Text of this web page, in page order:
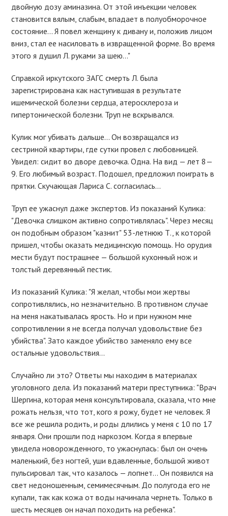
двойную дозу аминазина. От этой инъекции человек
становится вялым, слабым, впадает в полуобморочное
состояние… Я повел женщину к дивану и, положив лицом
вниз, стал ее насиловать в извращенной форме. Во время
этого я душил Л. руками за шею…"
Справкой иркутского ЗАГС смерть Л. была
зарегистрирована как наступившая в результате
ишемической болезни сердца, атеросклероза и
гипертонической болезни. Труп не вскрывался.
Кулик мог убивать дальше… Он возвращался из
сестриной квартиры, где сутки провел с любовницей.
Увидел: сидит во дворе девочка. Одна. На вид — лет 8—
9. Его любимый возраст. Подошел, предложил поиграть в
прятки. Скучающая Лариса С. согласилась…
Труп ее ужаснул даже экспертов. Из показаний Кулика:
"Девочка слишком активно сопротивлялась". Через месяц
он подобным образом "казнит" 53-летнюю Т., к которой
пришел, чтобы оказать медицинскую помощь. Но орудия
мести будут пострашнее — большой кухонный нож и
толстый деревянный пестик.
Из показаний Кулика: "Я желал, чтобы мои жертвы
сопротивлялись, но незначительно. В противном случае
на меня накатывалась ярость. Но и при нужном мне
сопротивлении я не всегда получал удовольствие без
убийства". Зато каждое убийство заменяло ему все
остальные удовольствия…
Случайно ли это? Ответы мы находим в материалах
уголовного дела. Из показаний матери преступника: "Врач
Шергина, которая меня консультировала, сказала, что мне
рожать нельзя, что тот, кого я рожу, будет не человек. Я
все же решила родить, и роды длились у меня с 10 по 17
января. Они прошли под наркозом. Когда я впервые
увидела новорожденного, то ужаснулась: был он очень
маленький, без ногтей, уши вдавленные, большой живот
пульсировал так, что казалось — лопнет… Он появился на
свет недоношенным, семимесячным. До полугода его не
купали, так как кожа от воды начинала чернеть. Только в
шесть месяцев он начал походить на ребенка".